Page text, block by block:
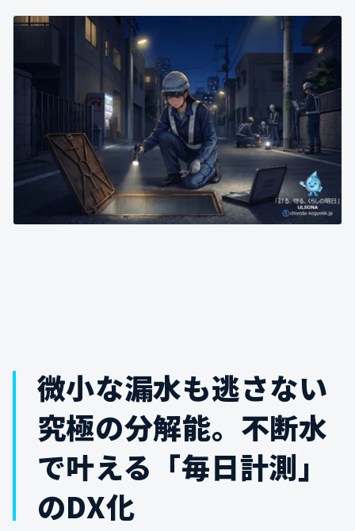
微小な漏水も逃さない
究極の分解能。不断水
で叶える「毎日計測」
のDX化